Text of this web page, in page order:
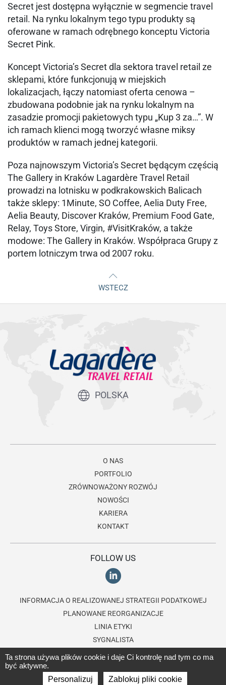
Secret jest dostępna wyłącznie w segmencie travel
retail. Na rynku lokalnym tego typu produkty są
oferowane w ramach odrębnego konceptu Victoria
Secret Pink.
Koncept Victoria’s Secret dla sektora travel retail ze
sklepami, które funkcjonują w miejskich
lokalizacjach, łączy natomiast oferta cenowa –
zbudowana podobnie jak na rynku lokalnym na
zasadzie promocji pakietowych typu „Kup 3 za…”. W
ich ramach klienci mogą tworzyć własne miksy
produktów w ramach jednej kategorii.
Poza najnowszym Victoria’s Secret będącym częścią
The Gallery in Kraków Lagardère Travel Retail
prowadzi na lotnisku w podkrakowskich Balicach
także sklepy: 1Minute, SO Coffee, Aelia Duty Free,
Aelia Beauty, Discover Kraków, Premium Food Gate,
Relay, Toys Store, Virgin, #VisitKraków, a także
modowe: The Gallery in Kraków. Współpraca Grupy z
portem lotniczym trwa od 2007 roku.
WSTECZ
POLSKA
O NAS
PORTFOLIO
ZRÓWNOWAŻONY ROZWÓJ
NOWOŚCI
KARIERA
KONTAKT
FOLLOW US
INFORMACJA O REALIZOWANEJ STRATEGII PODATKOWEJ
PLANOWANE REORGANIZACJE
LINIA ETYKI
SYGNALISTA
© 2026 Lagardère Travel Retail, część
prawa zastrzeżone -Regulamin-Cookie
Ta strona używa plików cookie i daje Ci kontrolę nad tym co ma
być aktywne.
Personalizuj
Zablokuj pliki cookie